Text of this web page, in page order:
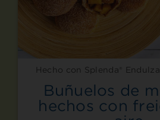
Hecho con Splenda®
Buñuelos de
hechos con